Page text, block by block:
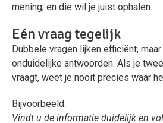
mening; en die wil je juist ophalen.
Eén vraag tegelijk
Dubbele vragen lijken efficiënt,
onduidelijke antwoorden. Als je
vraagt, weet je nooit precies waar
Bijvoorbeeld:
Vindt u de informatie duidelijk en